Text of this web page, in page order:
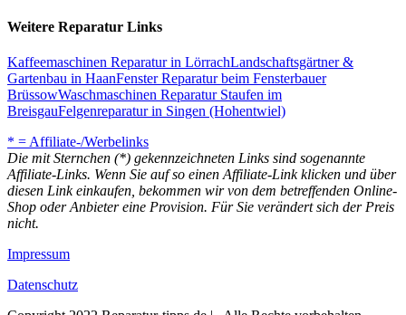
Weitere Reparatur Links
Kaffeemaschinen Reparatur in LörrachLandschaftsgärtner &
Gartenbau in HaanFenster Reparatur beim Fensterbauer
BrüssowWaschmaschinen Reparatur Staufen im
BreisgauFelgenreparatur in Singen (Hohentwiel)
* = Affiliate-/Werbelinks
Die mit Sternchen (*) gekennzeichneten Links sind sogenannte
Affiliate-Links. Wenn Sie auf so einen Affiliate-Link klicken und über
diesen Link einkaufen, bekommen wir von dem betreffenden Online-
Shop oder Anbieter eine Provision. Für Sie verändert sich der Preis
nicht.
Impressum
Datenschutz